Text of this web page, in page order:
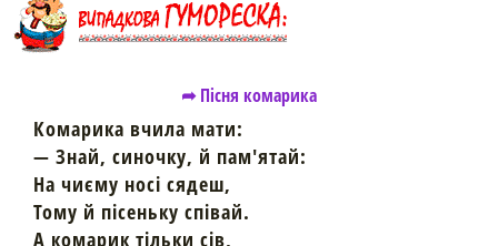
➦ Пісня комарика
Комарика вчила мати:
— Знай, синочку, й пам'ятай:
На чиєму носі сядеш,
Тому й пісеньку співай.
А комарик тільки сів,